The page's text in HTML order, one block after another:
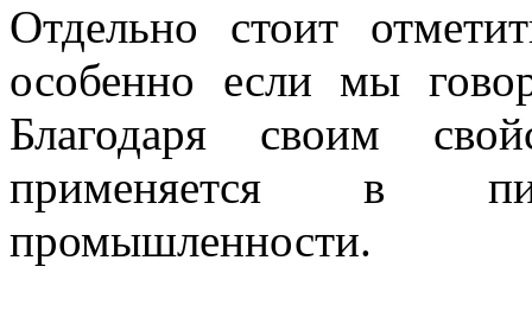
Отдельно стоит
особенно если мы
Благодаря своим
применяется в
промышленности.